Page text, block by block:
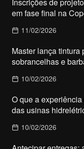
Inscrições de
em fase final na
11/02/2026
Master lança
sobrancelhas e
10/02/2026
O que a
das usinas
10/02/2026